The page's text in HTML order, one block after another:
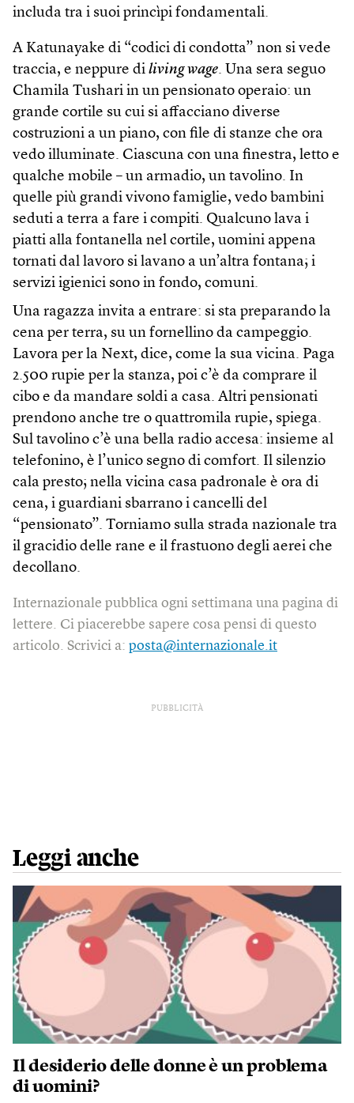
includa tra i suoi princìpi fondamentali.
A Katunayake di “codici di condotta” non si vede
traccia, e neppure di living wage. Una sera seguo
Chamila Tushari in un pensionato operaio: un
grande cortile su cui si affacciano diverse
costruzioni a un piano, con file di stanze che ora
vedo illuminate. Ciascuna con una finestra, letto e
qualche mobile – un armadio, un tavolino. In
quelle più grandi vivono famiglie, vedo bambini
seduti a terra a fare i compiti. Qualcuno lava i
piatti alla fontanella nel cortile, uomini appena
tornati dal lavoro si lavano a un’altra fontana; i
servizi igienici sono in fondo, comuni.
Una ragazza invita a entrare: si sta preparando la
cena per terra, su un fornellino da campeggio.
Lavora per la Next, dice, come la sua vicina. Paga
2.500 rupie per la stanza, poi c’è da comprare il
cibo e da mandare soldi a casa. Altri pensionati
prendono anche tre o quattromila rupie, spiega.
Sul tavolino c’è una bella radio accesa: insieme al
telefonino, è l’unico segno di comfort. Il silenzio
cala presto; nella vicina casa padronale è ora di
cena, i guardiani sbarrano i cancelli del
“pensionato”. Torniamo sulla strada nazionale tra
il gracidio delle rane e il frastuono degli aerei che
decollano.
Internazionale pubblica ogni settimana una pagina di
lettere. Ci piacerebbe sapere cosa pensi di questo
articolo. Scrivici a: posta@internazionale.it
PUBBLICITÀ
Leggi anche
Il desiderio delle donne è un problema
di uomini?